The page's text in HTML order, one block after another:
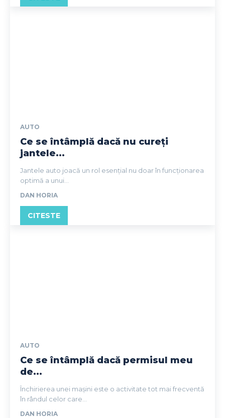
AUTO
Ce se întâmplă dacă nu cureți
jantele...
Jantele auto joacă un rol esențial nu doar în funcționarea
optimă a unui...
DAN HORIA
CITESTE
AUTO
Ce se întâmplă dacă permisul meu
de...
Închirierea unei mașini este o activitate tot mai frecventă
în rândul celor care...
DAN HORIA